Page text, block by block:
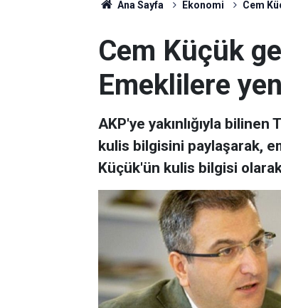
Ana Sayfa Ekonomi Cem
Cem Küçük
Emeklilere
AKP'ye yakınlığıyla
kulis bilgisini paylaşarak,
Küçük'ün kulis bilgisi